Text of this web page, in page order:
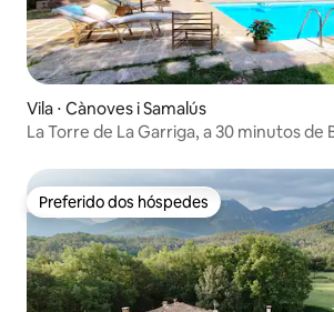
Vila ⋅ Cànoves i Samalús
La Torre de La Garriga, a 30 minutos de
Preferido dos hóspedes
Preferido dos hóspedes